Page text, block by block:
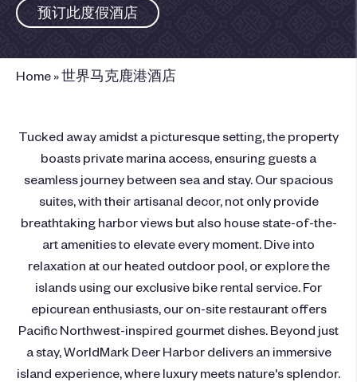
预订此度假酒店
Home »世界马克鹿港酒店
Tucked away amidst a picturesque setting, the property
boasts private marina access, ensuring guests a
seamless journey between sea and stay. Our spacious
suites, with their artisanal decor, not only provide
breathtaking harbor views but also house state-of-the-
art amenities to elevate every moment. Dive into
relaxation at our heated outdoor pool, or explore the
islands using our exclusive bike rental service. For
epicurean enthusiasts, our on-site restaurant offers
Pacific Northwest-inspired gourmet dishes. Beyond just
a stay, WorldMark Deer Harbor delivers an immersive
island experience, where luxury meets nature's splendor.